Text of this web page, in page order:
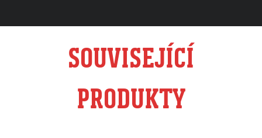
SOUVISEJÍCÍ
PRODUKTY